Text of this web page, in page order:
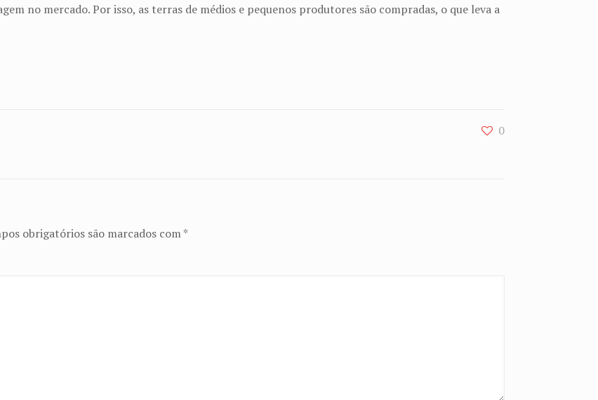
no mercado. Por isso, as terras de médios e pequenos produtores são compradas, o que leva a
0
obrigatórios são marcados com*